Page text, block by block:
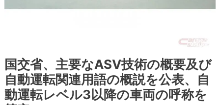
国交省、主要なASV技術の概要及び
自動運転関連用語の概説を公表、自
動運転レベル3以降の車両の呼称を